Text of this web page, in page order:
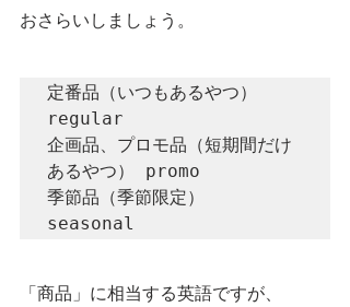
おさらいしましょう。
定番品（いつもあるやつ）
regular
企画品、プロモ品（短期間だけ
あるやつ） promo
季節品（季節限定）
seasonal
「商品」に相当する英語ですが、